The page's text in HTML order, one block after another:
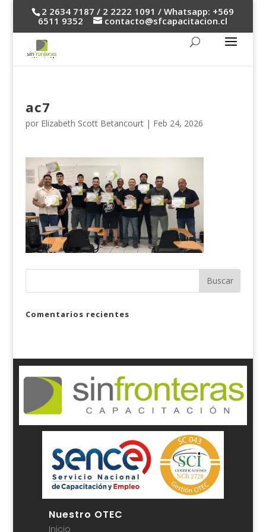
2 2634 7187 / 2 2222 1091 / Whatsapp: +569
6511 9352
contacto@sfcapacitacion.cl
ac7
por Elizabeth Scott Betancourt| Feb 24, 2026
Comentarios recientes
Nuestro OTEC
Inicio